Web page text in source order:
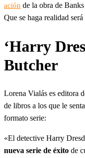
ación de la obra de
Que se haga realidad
‘Harry
Butcher
Lorena Vialás es editora
de libros a los que le
formato serie:
«El detective Harry
nueva serie de éxito de